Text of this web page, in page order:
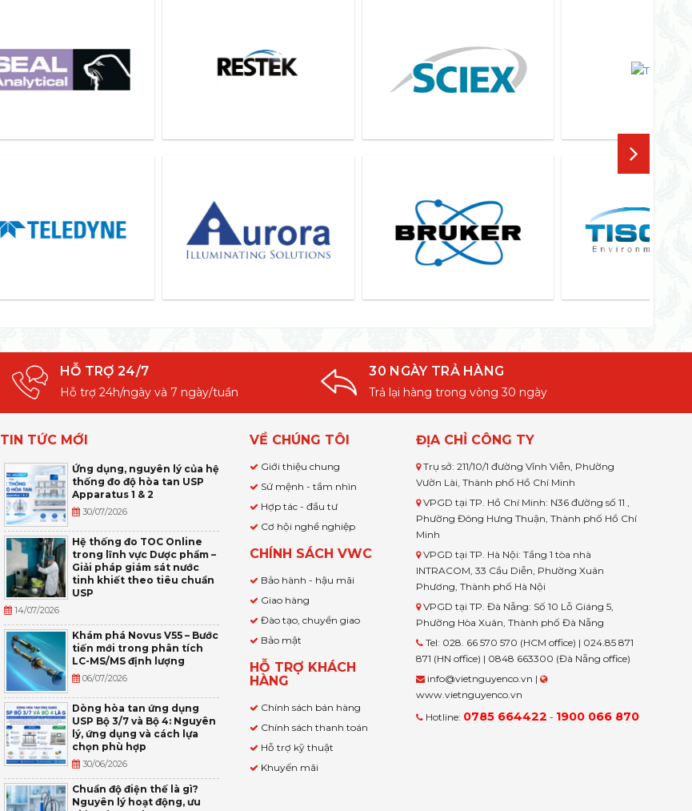
HỖ TRỢ 24/7
Hỗ trợ 24h/ngày và 7 ngày/tuần
30 NGÀY TRẢ HÀNG
Trả lại hàng trong vòng 30 ngày
TIN TỨC MỚI
Ứng dụng, nguyên lý của hệ
thống đo độ hòa tan USP
Apparatus 1 & 2
30/07/2026
Hệ thống đo TOC Online
trong lĩnh vực Dược phẩm –
Giải pháp giám sát nước
tinh khiết theo tiêu chuẩn
USP
14/07/2026
Khám phá Novus V55 – Bước
tiến mới trong phân tích
LC-MS/MS định lượng
06/07/2026
Dòng hòa tan ứng dụng
USP Bộ 3/7 và Bộ 4: Nguyên
lý, ứng dụng và cách lựa
chọn phù hợp
30/06/2026
Chuẩn độ điện thế là gì?
Nguyên lý hoạt động, ưu
VỀ CHÚNG TÔI
Giới thiệu chung
Sứ mệnh - tầm nhìn
Hợp tác - đầu tư
Cơ hội nghề nghiệp
CHÍNH SÁCH VWC
Bảo hành - hậu mãi
Giao hàng
Đào tạo, chuyển giao
Bảo mật
HỖ TRỢ KHÁCH
HÀNG
Chính sách bán hàng
Chính sách thanh toán
Hỗ trợ kỹ thuật
Khuyến mãi
ĐỊA CHỈ CÔNG TY
Trụ sở: 211/10/1 đường Vĩnh Viễn, Phường
Vườn Lài, Thành phố Hồ Chí Minh
VPGD tại TP. Hồ Chí Minh: N36 đường số 11 ,
Phường Đông Hưng Thuận, Thành phố Hồ Chí
Minh
VPGD tại TP. Hà Nội: Tầng 1 tòa nhà
INTRACOM, 33 Cầu Diễn, Phường Xuân
Phương, Thành phố Hà Nội
VPGD tại TP. Đà Nẵng: Số 10 Lỗ Giáng 5,
Phường Hòa Xuân, Thành phố Đà Nẵng
Tel: 028. 66 570 570 (HCM office) | 024.85 871
871 (HN office) | 0848 663300 (Đà Nẵng office)
info@vietnguyenco.vn |
www.vietnguyenco.vn
Hotline: 0785 664422 - 1900 066 870